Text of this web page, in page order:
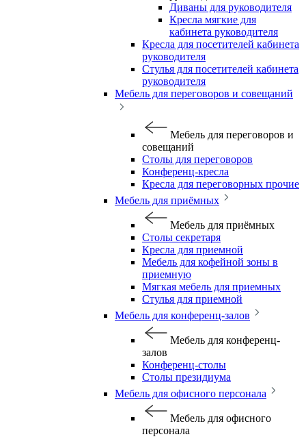
Диваны для руководителя
Кресла мягкие для
кабинета руководителя
Кресла для посетителей кабинета
руководителя
Стулья для посетителей кабинета
руководителя
Мебель для переговоров и совещаний
Мебель для переговоров и
совещаний
Столы для переговоров
Конференц-кресла
Кресла для переговорных прочие
Мебель для приёмных
Мебель для приёмных
Столы секретаря
Кресла для приемной
Мебель для кофейной зоны в
приемную
Мягкая мебель для приемных
Стулья для приемной
Мебель для конференц-залов
Мебель для конференц-
залов
Конференц-столы
Столы президиума
Мебель для офисного персонала
Мебель для офисного
персонала